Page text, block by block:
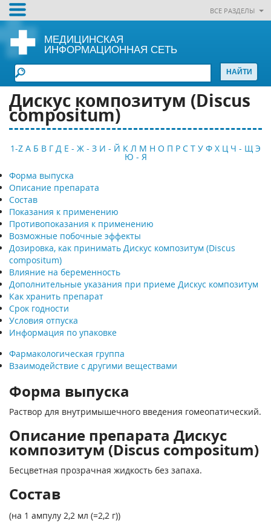
ВСЕ РАЗДЕЛЫ
МЕДИЦИНСКАЯ
ИНФОРМАЦИОННАЯ СЕТЬ
Дискус композитум (Discus
compositum)
1-Z А Б В Г Д Е - Ж - З И - Й К Л М Н О П Р С Т У Ф Х Ц Ч - Щ Э
Ю - Я
Форма выпуска
Описание препарата
Состав
Показания к применению
Противопоказания к применению
Возможные побочные эффекты
Дозировка, как принимать Дискус композитум (Discus
compositum)
Влияние на беременность
Дополнительные указания при приеме Дискус композитум
Как хранить препарат
Срок годности
Условия отпуска
Информация по упаковке
Фармакологическая группа
Взаимодействие с другими веществами
Форма выпуска
Раствор для внутримышечного введения гомеопатический.
Описание препарата Дискус
композитум (Discus compositum)
Бесцветная прозрачная жидкость без запаха.
Состав
(на 1 ампулу 2,2 мл (=2,2 г))